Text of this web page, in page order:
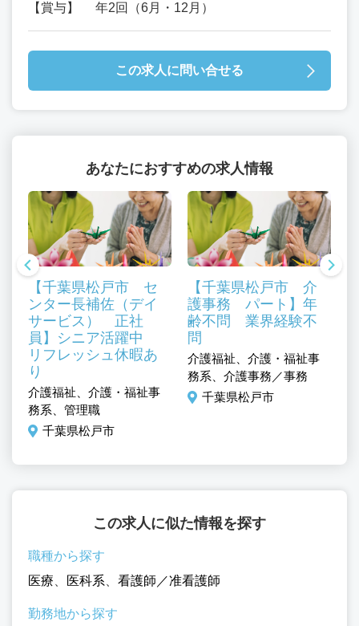
【賞与】 年2回（6月・12月）
この求人に問い合せる
あなたにおすすめの求人情報
【千葉県松戸市 セ
ンター長補佐（デイ
サービス） 正社
員】シニア活躍中
リフレッシュ休暇あ
り
介護福祉、介護・福祉事
務系、管理職
千葉県松戸市
【千葉県松戸市 介
護事務 パート】年
齢不問 業界経験不
問
介護福祉、介護・福祉事
務系、介護事務／事務
千葉県松戸市
この求人に似た情報を探す
職種から探す
医療、 医科系、 看護師／准看護師
勤務地から探す